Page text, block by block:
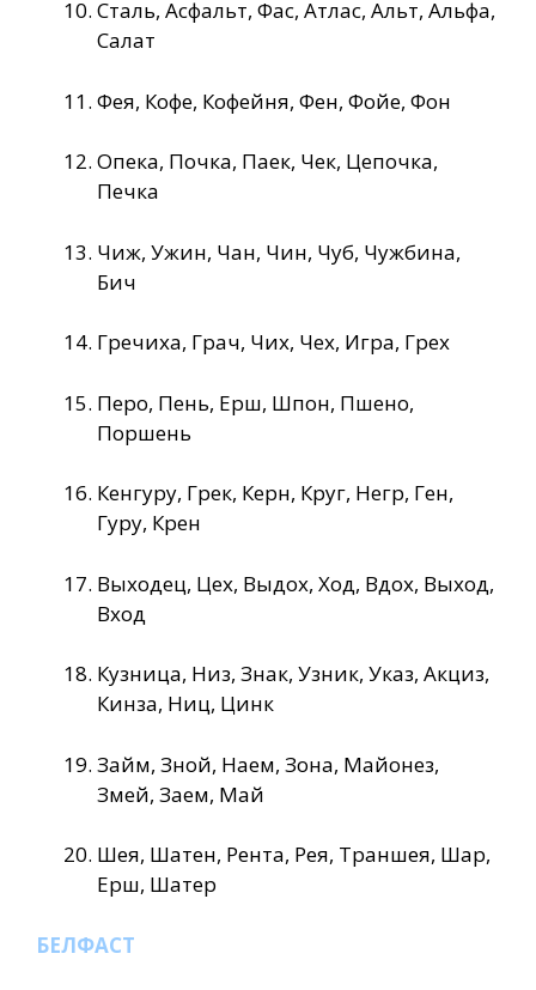
Сталь, Асфальт, Фас, Атлас, Альт, Альфа,
Салат
Фея, Кофе, Кофейня, Фен, Фойе, Фон
Опека, Почка, Паек, Чек, Цепочка,
Печка
Чиж, Ужин, Чан, Чин, Чуб, Чужбина,
Бич
Гречиха, Грач, Чих, Чех, Игра, Грех
Перо, Пень, Ерш, Шпон, Пшено,
Поршень
Кенгуру, Грек, Керн, Круг, Негр, Ген,
Гуру, Крен
Выходец, Цех, Выдох, Ход, Вдох, Выход,
Вход
Кузница, Низ, Знак, Узник, Указ, Акциз,
Кинза, Ниц, Цинк
Займ, Зной, Наем, Зона, Майонез,
Змей, Заем, Май
Шея, Шатен, Рента, Рея, Траншея, Шар,
Ерш, Шатер
БЕЛФАСТ